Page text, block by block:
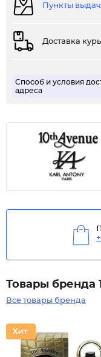
Пункты
Доставка
Способ и условия
адреса
Товары бренда
Все товары бренда